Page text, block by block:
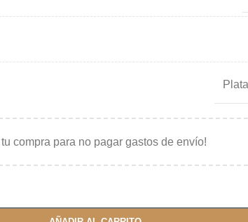
compra para no pagar gastos de envío!